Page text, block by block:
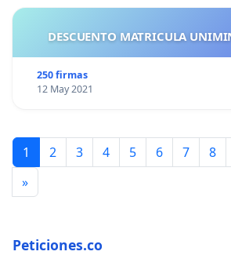
250 firmas
12 May 2021
1 2 3 4 5 6 7 8
»
Peticiones.co